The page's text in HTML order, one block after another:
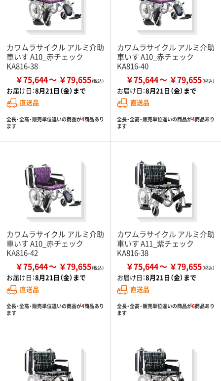
カワムラサイクル アルミ介助
車いす A10_赤チェック
KA816-38
￥75,644 ￥79,655
お届け日：8月21日（金）まで
直送品
全長・全高・販売単位違いの商品が4商品あり
ます
カワムラサイクル アルミ介助
車いす A10_赤チェック
KA816-40
￥75,644 ￥79,655
お届け日：8月21日（金）まで
直送品
全長・全高・販売単位違いの商品が4商品あり
ます
カワムラサイクル アルミ介助
車いす A10_赤チェック
KA816-42
￥75,644 ￥79,655
お届け日：8月21日（金）まで
直送品
全長・全高・販売単位違いの商品が4商品あり
ます
カワムラサイクル アルミ介助
車いす A11_紫チェック
KA816-38
￥75,644 ￥79,655
お届け日：8月21日（金）まで
直送品
全長・全高・販売単位違いの商品が6商品あり
ます